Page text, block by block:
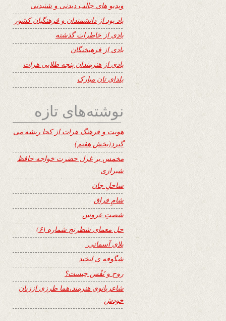
ویدیو های جالب دیدنی و شنیدنی
یاد بود از دانشمندان و فرهنگیان کشور
یادی از خاطرات گذشته
یادی از فرهیختگان
یادی از هنرمندان پنجه طلایی هرات
یلدای تان مبارک
نوشته‌های تازه
هویت و فرهنگ هرات از کجا ریشه می
گیرد(بخش هفتم)
مخمس بر غزل حضرت خواجه حافظ
شیرازی
ساحلِ جان
شامِ فراق
شصتِ عروس
حل معمای شطرنج شماره (۶)
بلای آسمانی
شگوفه ى لبخند
روح و نَفْس چیست؟
شاعربانوی هنرمند،هما طرزی اززبان
خودش